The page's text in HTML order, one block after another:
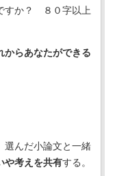
すか？ ８０字以上
からあなたができる
選んだ小論文と一緒
や考えを共有する。